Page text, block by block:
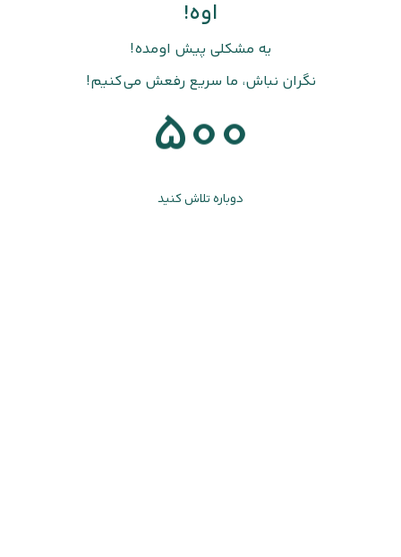
اوه!
یه مشکلی پیش اومده!
نگران نباش، ما سریع رفعش می‌کنیم!
500
دوباره تلاش کنید